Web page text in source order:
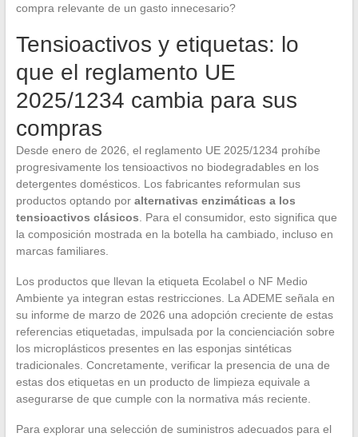
compra relevante de un gasto innecesario?
Tensioactivos y etiquetas: lo
que el reglamento UE
2025/1234 cambia para sus
compras
Desde enero de 2026, el reglamento UE 2025/1234 prohíbe
progresivamente los tensioactivos no biodegradables en los
detergentes domésticos. Los fabricantes reformulan sus
productos optando por alternativas enzimáticas a los
tensioactivos clásicos . Para el consumidor, esto significa que
la composición mostrada en la botella ha cambiado, incluso en
marcas familiares.
Los productos que llevan la etiqueta Ecolabel o NF Medio
Ambiente ya integran estas restricciones. La ADEME señala en
su informe de marzo de 2026 una adopción creciente de estas
referencias etiquetadas, impulsada por la concienciación sobre
los microplásticos presentes en las esponjas sintéticas
tradicionales. Concretamente, verificar la presencia de una de
estas dos etiquetas en un producto de limpieza equivale a
asegurarse de que cumple con la normativa más reciente.
Para explorar una selección de suministros adecuados para el